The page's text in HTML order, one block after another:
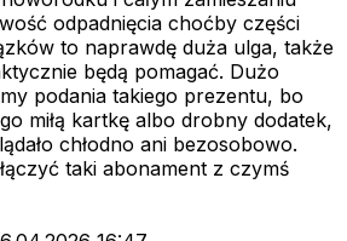
odpadnięcia choćby części
to naprawdę duża ulga, także
będą pomagać. Dużo
podania takiego prezentu, bo
miłą kartkę albo drobny dodatek,
chłodno ani bezosobowo.
taki abonament z czymś